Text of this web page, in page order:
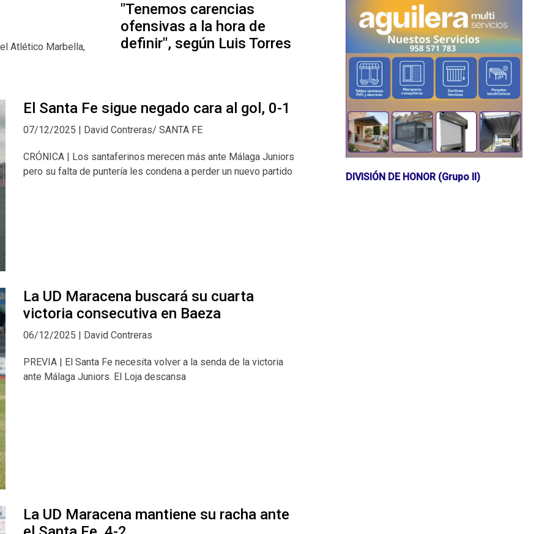
Atlético Marbella,
"Tenemos carencias
ofensivas a la hora de
definir", según Luis Torres
El Santa Fe sigue negado cara al gol, 0-1
07/12/2025 | David Contreras/ SANTA FE
CRÓNICA | Los santaferinos merecen más ante Málaga Juniors
pero su falta de puntería les condena a perder un nuevo partido
La UD Maracena buscará su cuarta
victoria consecutiva en Baeza
06/12/2025 | David Contreras
PREVIA | El Santa Fe necesita volver a la senda de la victoria
ante Málaga Juniors. El Loja descansa
La UD Maracena mantiene su racha ante
DIVISIÓN DE HONOR (Grupo II)